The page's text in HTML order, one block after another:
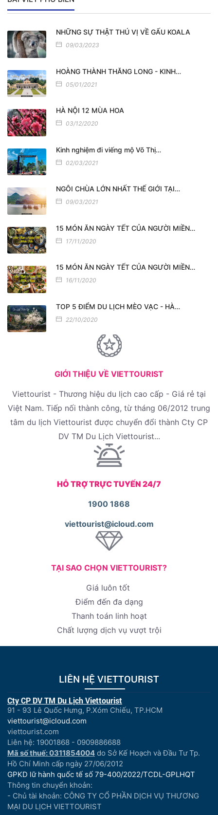
NHỮNG SỰ THẬT THÚ VỊ VỀ GẤU KOALA
09/03/2023
HOÀNG THÀNH THĂNG LONG - KINH…
05/01/2021
HÀ NỘI 12 MÙA HOA
03/12/2020
Kinh nghiệm đi viếng mộ Võ Thị…
02/03/2021
NGÔI CHÙA LỚN NHẤT THẾ GIỚI TẠI…
09/03/2021
15 MÓN ĂN NGÀY TẾT CỦA NGƯỜI MIỀN…
17/11/2020
15 MÓN ĂN NGÀY TẾT CỦA NGƯỜI MIỀN…
16/11/2020
TOP 5 ĐIỂM DU LỊCH MÈO VẠC - HÀ…
22/10/2020
GIỚI THIỆU VỀ VIETTOURIST
Viettourist - Thương hiệu du lịch cao cấp - Giá rẻ tại
Việt Nam. Tiếp nối thành công, từ tháng 06/2012 trung
tâm du lịch Viettourist được chuyển đổi thành Cty CP
DV TM Du Lịch Viettourist...
HỖ TRỢ TRỰC TUYẾN 24/7
1900 1868
viettourist@icloud.com
TẠI SAO CHỌN VIETTOURIST?
Giá luôn tốt
Điểm đến đa dạng
Thanh toán linh hoạt
Chất lượng dịch vụ vượt trội
LIÊN HỆ VIETTOURIST
Cty CP DV TM Du Lịch Viettourist
91 - 93 Lê Quốc Hưng, P.Xóm Chiếu, TP.HCM
viettourist@icloud.com
viettourist.com
Liên hệ: 19001868 - 0909886688
Mã số thuế: 0311854004 do Sở Kế Hoạch và Đầu Tư Tp.
Hồ Chí Minh cấp ngày 27/06/2012
GPKD lữ hành quốc tế số 79-400/2022/TCDL-GPLHQT
Thông tin chuyển khoản:
- Chủ tài khoản: CÔNG TY CỔ PHẦN DỊCH VỤ THƯƠNG
MẠI DU LỊCH VIETTOURIST